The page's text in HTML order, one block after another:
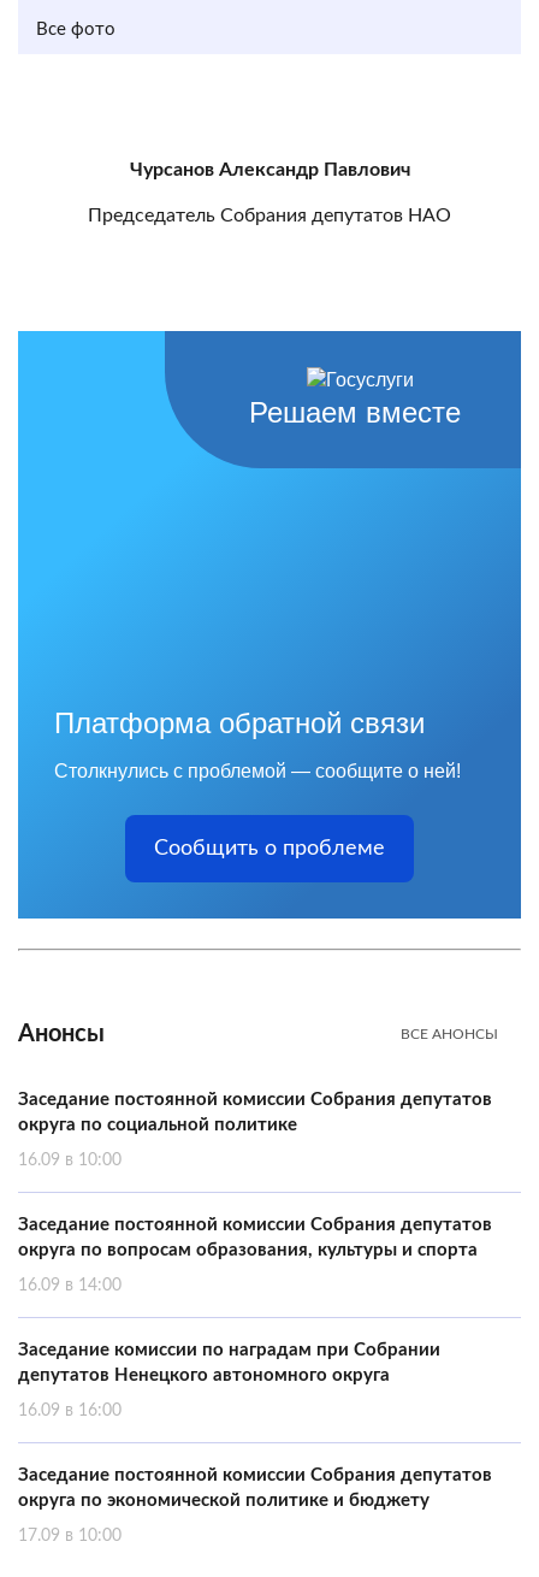
Все фото
Чурсанов Александр Павлович
Председатель Собрания депутатов НАО
Решаем вместе
Платформа обратной связи
Столкнулись с проблемой — сообщите о ней!
Сообщить о проблеме
Анонсы ВСЕ АНОНСЫ
Заседание постоянной комиссии Собрания депутатов
округа по социальной политике
16.09 в 10:00
Заседание постоянной комиссии Собрания депутатов
округа по вопросам образования, культуры и спорта
16.09 в 14:00
Заседание комиссии по наградам при Собрании
депутатов Ненецкого автономного округа
16.09 в 16:00
Заседание постоянной комиссии Собрания депутатов
округа по экономической политике и бюджету
17.09 в 10:00